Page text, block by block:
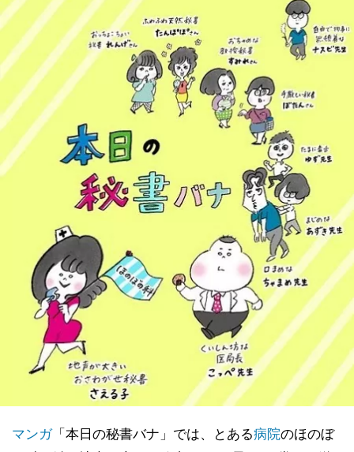
マンガ「本日の秘書バナ」では、とある病院のほのぼ